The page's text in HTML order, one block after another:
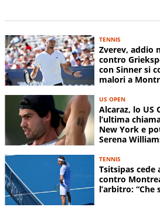
TENNIS
Zverev, addio
contro
con Sinner si
malori a
US OPEN
Alcaraz, lo US
l’ultima
New York e
Serena
TENNIS
Tsitsipas cede
contro
l’arbitro: “Che